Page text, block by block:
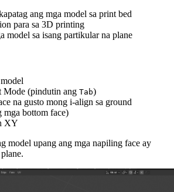
ang mga model sa print bed
para sa 3D printing
model sa isang partikular na plane
Mode (pindutin ang Tab)
na gusto mong i-align sa ground
mga bottom face)
XY
model upang ang mga napiling face ay